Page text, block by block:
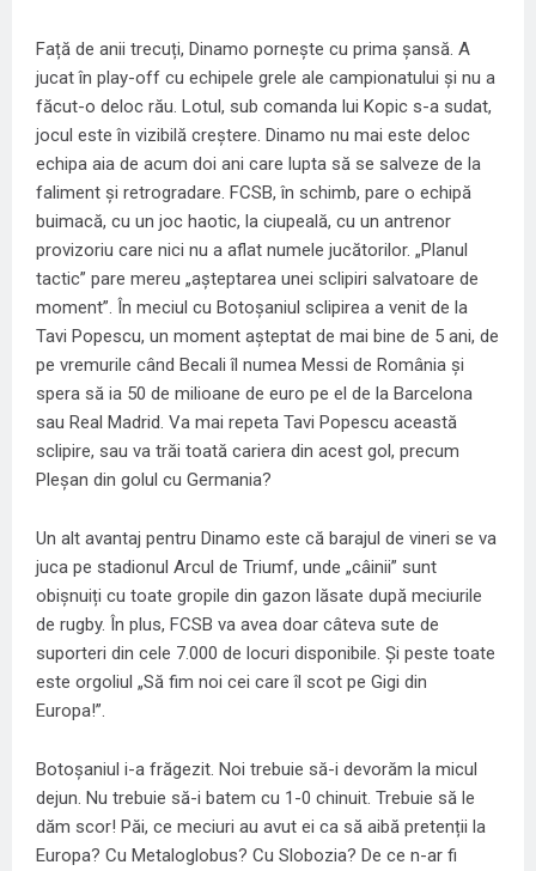
Față de anii trecuți, Dinamo pornește cu prima șansă. A
jucat în play-off cu echipele grele ale campionatului și nu a
făcut-o deloc rău. Lotul, sub comanda lui Kopic s-a sudat,
jocul este în vizibilă creștere. Dinamo nu mai este deloc
echipa aia de acum doi ani care lupta să se salveze de la
faliment și retrogradare. FCSB, în schimb, pare o echipă
buimacă, cu un joc haotic, la ciupeală, cu un antrenor
provizoriu care nici nu a aflat numele jucătorilor. „Planul
tactic” pare mereu „așteptarea unei sclipiri salvatoare de
moment”. În meciul cu Botoșaniul sclipirea a venit de la
Tavi Popescu, un moment așteptat de mai bine de 5 ani, de
pe vremurile când Becali îl numea Messi de România și
spera să ia 50 de milioane de euro pe el de la Barcelona
sau Real Madrid. Va mai repeta Tavi Popescu această
sclipire, sau va trăi toată cariera din acest gol, precum
Pleșan din golul cu Germania?
Un alt avantaj pentru Dinamo este că barajul de vineri se va
juca pe stadionul Arcul de Triumf, unde „câinii” sunt
obișnuiți cu toate gropile din gazon lăsate după meciurile
de rugby. În plus, FCSB va avea doar câteva sute de
suporteri din cele 7.000 de locuri disponibile. Și peste toate
este orgoliul „Să fim noi cei care îl scot pe Gigi din
Europa!”.
Botoșaniul i-a frăgezit. Noi trebuie să-i devorăm la micul
dejun. Nu trebuie să-i batem cu 1-0 chinuit. Trebuie să le
dăm scor! Păi, ce meciuri au avut ei ca să aibă pretenții la
Europa? Cu Metaloglobus? Cu Slobozia? De ce n-ar fi